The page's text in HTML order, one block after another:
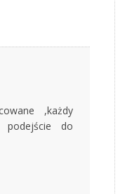
,każdy
podejście do